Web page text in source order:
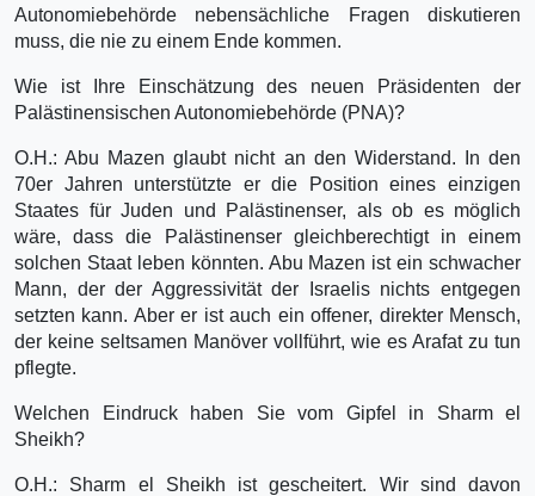
Autonomiebehörde nebensächliche Fragen diskutieren
muss, die nie zu einem Ende kommen.
Wie ist Ihre Einschätzung des neuen Präsidenten der
Palästinensischen Autonomiebehörde (PNA)?
O.H.: Abu Mazen glaubt nicht an den Widerstand. In den
70er Jahren unterstützte er die Position eines einzigen
Staates für Juden und Palästinenser, als ob es möglich
wäre, dass die Palästinenser gleichberechtigt in einem
solchen Staat leben könnten. Abu Mazen ist ein schwacher
Mann, der der Aggressivität der Israelis nichts entgegen
setzten kann. Aber er ist auch ein offener, direkter Mensch,
der keine seltsamen Manöver vollführt, wie es Arafat zu tun
pflegte.
Welchen Eindruck haben Sie vom Gipfel in Sharm el
Sheikh?
O.H.: Sharm el Sheikh ist gescheitert. Wir sind davon